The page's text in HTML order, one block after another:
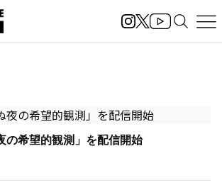
の希望的観測」を配信開始